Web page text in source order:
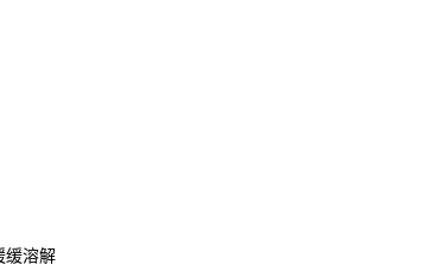
缓溶解